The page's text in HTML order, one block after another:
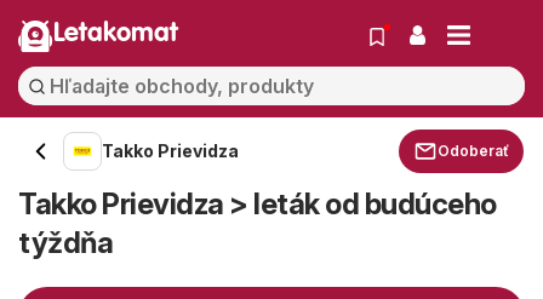
Letakomat
Takko Prievidza Odoberať
Takko Prievidza > leták od budúceho
týždňa